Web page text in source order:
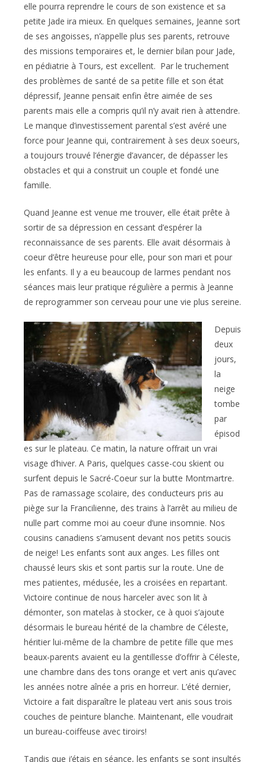
elle pourra reprendre le cours de son existence et sa
petite Jade ira mieux. En quelques semaines, Jeanne sort
de ses angoisses, n’appelle plus ses parents, retrouve
des missions temporaires et, le dernier bilan pour Jade,
en pédiatrie à Tours, est excellent. Par le truchement
des problèmes de santé de sa petite fille et son état
dépressif, Jeanne pensait enfin être aimée de ses
parents mais elle a compris qu’il n’y avait rien à attendre.
Le manque d’investissement parental s’est avéré une
force pour Jeanne qui, contrairement à ses deux soeurs,
a toujours trouvé l’énergie d’avancer, de dépasser les
obstacles et qui a construit un couple et fondé une
famille.
Quand Jeanne est venue me trouver, elle était prête à
sortir de sa dépression en cessant d’espérer la
reconnaissance de ses parents. Elle avait désormais à
coeur d’être heureuse pour elle, pour son mari et pour
les enfants. Il y a eu beaucoup de larmes pendant nos
séances mais leur pratique régulière a permis à Jeanne
de reprogrammer son cerveau pour une vie plus sereine.
Depuis
deux
jours,
la
neige
tombe
par
épisod
es sur le plateau. Ce matin, la nature offrait un vrai
visage d’hiver. A Paris, quelques casse-cou skient ou
surfent depuis le Sacré-Coeur sur la butte Montmartre.
Pas de ramassage scolaire, des conducteurs pris au
piège sur la Francilienne, des trains à l’arrêt au milieu de
nulle part comme moi au coeur d’une insomnie. Nos
cousins canadiens s’amusent devant nos petits soucis
de neige! Les enfants sont aux anges. Les filles ont
chaussé leurs skis et sont partis sur la route. Une de
mes patientes, médusée, les a croisées en repartant.
Victoire continue de nous harceler avec son lit à
démonter, son matelas à stocker, ce à quoi s’ajoute
désormais le bureau hérité de la chambre de Céleste,
héritier lui-même de la chambre de petite fille que mes
beaux-parents avaient eu la gentillesse d’offrir à Céleste,
une chambre dans des tons orange et vert anis qu’avec
les années notre aînée a pris en horreur. L’été dernier,
Victoire a fait disparaître le plateau vert anis sous trois
couches de peinture blanche. Maintenant, elle voudrait
un bureau-coiffeuse avec tiroirs!
Tandis que j’étais en séance, les enfants se sont insultés